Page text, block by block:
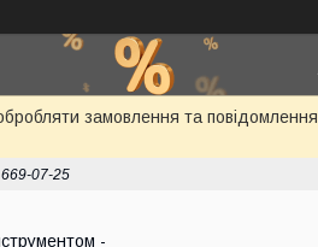
замовлення та
07-25
-